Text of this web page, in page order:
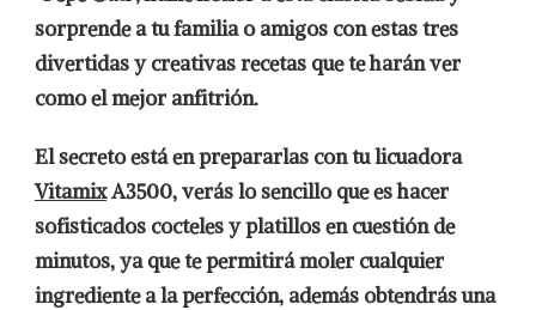
sorprende a tu familia o amigos con estas tres
divertidas y creativas recetas que te harán ver
como el mejor anfitrión.
El secreto está en prepararlas con tu licuadora
VitamixA3500, verás lo sencillo que es hacer
sofisticados cocteles y platillos en cuestión de
minutos, ya que te permitirá moler cualquier
ingrediente a la perfección, además obtendrás una